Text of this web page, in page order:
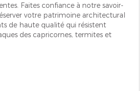
Faites confiance à notre savoir-
votre patrimoine architectural
de haute qualité qui résistent
des capricornes, termites et